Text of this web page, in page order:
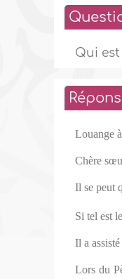
Qui
Louange
Chère
Il se peut
Si tel est
Il a
Lors du